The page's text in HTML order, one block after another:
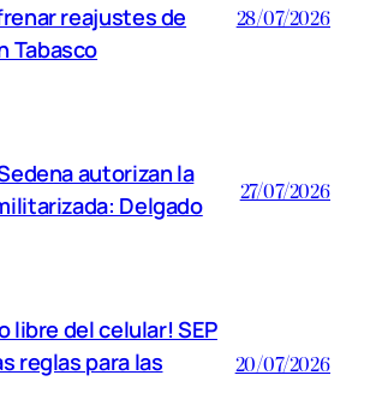
reajustes de
Tabasco
28/07/2026
autorizan la
Delgado
27/07/2026
libre del celular! SEP
reglas para las
20/07/2026